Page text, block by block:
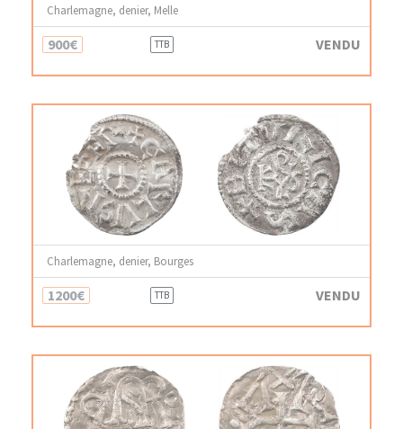
Charlemagne, denier, Melle
900€ TTB VENDU
Charlemagne, denier, Bourges
1200€ TTB VENDU